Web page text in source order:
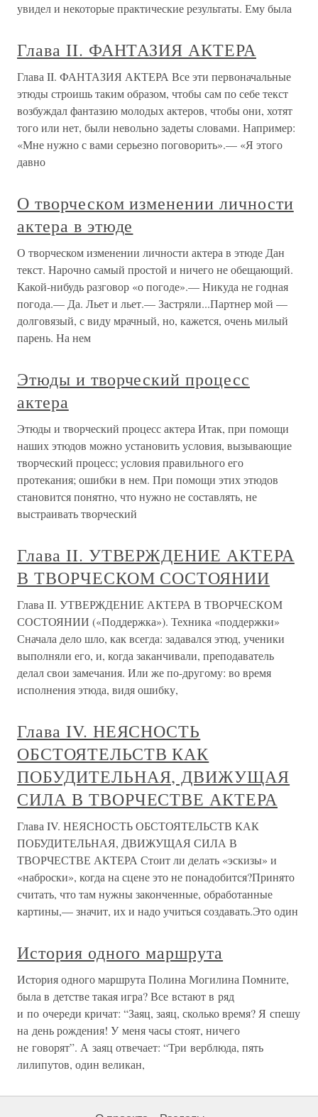
увидел и некоторые практические результаты. Ему была
Глава II. ФАНТАЗИЯ АКТЕРА
Глава II. ФАНТАЗИЯ АКТЕРА Все эти первоначальные
этюды строишь таким образом, чтобы сам по себе текст
возбуждал фантазию молодых актеров, чтобы они, хотят
того или нет, были невольно задеты словами. Например:
«Мне нужно с вами серьезно поговорить».— «Я этого
давно
О творческом изменении личности
актера в этюде
О творческом изменении личности актера в этюде Дан
текст. Нарочно самый простой и ничего не обещающий.
Какой-нибудь разговор «о погоде».— Никуда не годная
погода.— Да. Льет и льет.— Застряли...Партнер мой —
долговязый, с виду мрачный, но, кажется, очень милый
парень. На нем
Этюды и творческий процесс
актера
Этюды и творческий процесс актера Итак, при помощи
наших этюдов можно установить условия, вызывающие
творческий процесс; условия правильного его
протекания; ошибки в нем. При помощи этих этюдов
становится понятно, что нужно не составлять, не
выстраивать творческий
Глава II. УТВЕРЖДЕНИЕ АКТЕРА
В ТВОРЧЕСКОМ СОСТОЯНИИ
Глава II. УТВЕРЖДЕНИЕ АКТЕРА В ТВОРЧЕСКОМ
СОСТОЯНИИ («Поддержка»). Техника «поддержки»
Сначала дело шло, как всегда: задавался этюд, ученики
выполняли его, и, когда заканчивали, преподаватель
делал свои замечания. Или же по-другому: во время
исполнения этюда, видя ошибку,
Глава IV. НЕЯСНОСТЬ
ОБСТОЯТЕЛЬСТВ КАК
ПОБУДИТЕЛЬНАЯ, ДВИЖУЩАЯ
СИЛА В ТВОРЧЕСТВЕ АКТЕРА
Глава IV. НЕЯСНОСТЬ ОБСТОЯТЕЛЬСТВ КАК
ПОБУДИТЕЛЬНАЯ, ДВИЖУЩАЯ СИЛА В
ТВОРЧЕСТВЕ АКТЕРА Стоит ли делать «эскизы» и
«наброски», когда на сцене это не понадобится?Принято
считать, что там нужны законченные, обработанные
картины,— значит, их и надо учиться создавать.Это один
История одного маршрута
История одного маршрута Полина Могилина Помните,
была в детстве такая игра? Все встают в ряд
и по очереди кричат: “Заяц, заяц, сколько время? Я спешу
на день рождения! У меня часы стоят, ничего
не говорят”. А заяц отвечает: “Три верблюда, пять
лилипутов, один великан,